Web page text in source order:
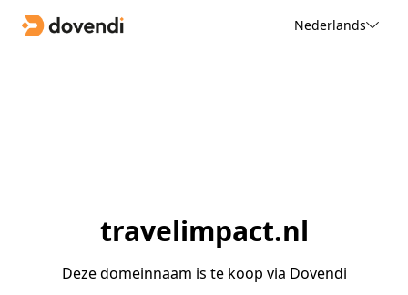
Nederlands
travelimpact.nl
Deze domeinnaam is te koop via Dovendi